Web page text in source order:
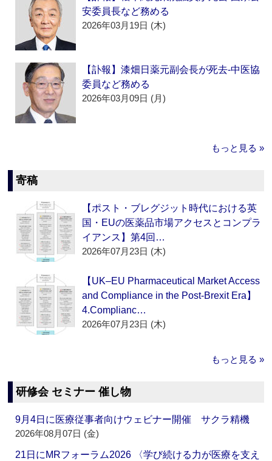
安委員長など務める
2026年03月19日 (木)
【訃報】漆畑日薬元副会長が死去‐中医協
委員など務める
2026年03月09日 (月)
もっと見る »
寄稿
【ポスト・ブレグジット時代における英
国・EUの医薬品市場アクセスとコンプラ
イアンス】第4回…
2026年07月23日 (木)
【UK–EU Pharmaceutical Market Access
and Compliance in the Post-Brexit Era】
4.Complianc…
2026年07月23日 (木)
もっと見る »
研修会 セミナー 催し物
9月4日に医療従事者向けウェビナー開催 サクラ精機
2026年08月07日 (金)
21日にMRフォーラム2026 〈学び続ける力が医療を支え